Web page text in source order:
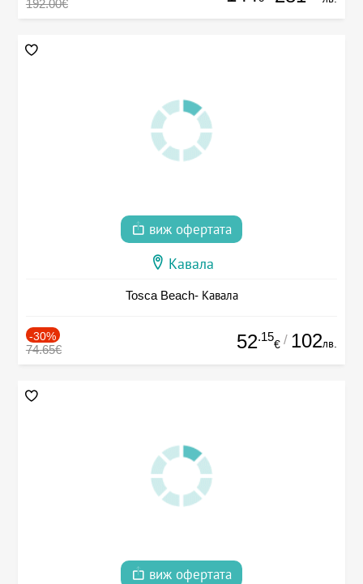
192.00€
виж офертата
Кавала
Tosca Beach- Кавала
-30%
74.65€ 52.15
€ / 102лв.
виж офертата